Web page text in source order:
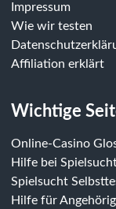
Impressum
Wie wir testen
Affiliation erklärt
Wichtige
Online-Casino
Hilfe bei
Spielsucht
Hilfe für